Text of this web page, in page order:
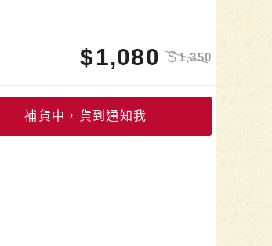
$1,080 $1,350
補貨中，貨到通知我